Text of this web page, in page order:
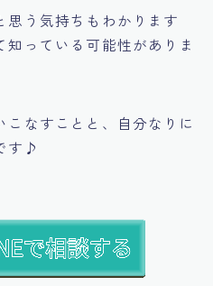
思う気持ちもわかります
っている可能性がありま
なすことと、自分なりに
す♪